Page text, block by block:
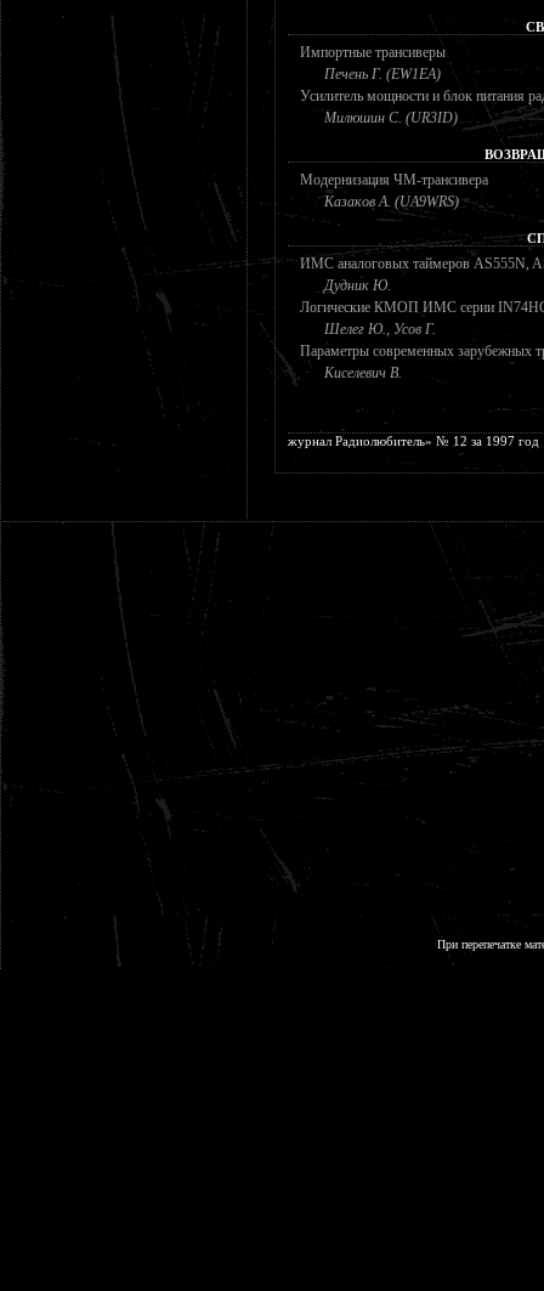
Импортные трансиверы
Печень Г. (EW1EA)
Усилитель мощности и блок питания
Милюшин С. (UR3ID)
Модернизация ЧМ-трансивера
Казаков А. (UA9WRS)
ИМС аналоговых таймеров AS555N,
Дудник Ю.
Логические КМОП ИМС серии
Шелег Ю., Усов Г.
Параметры современных зарубежных
Киселевич В.
журнал Радиолюбитель» № 12 за 1997 год
При перепечатке